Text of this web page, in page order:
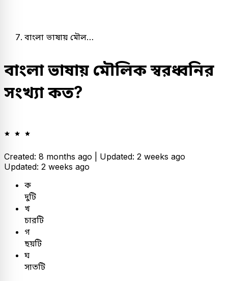
বাংলা ভাষায় মৌল…
বাংলা ভাষায় মৌলিক স্বরধ্বনির
সংখ্যা কত?
Created: 8 months ago | Updated: 2 weeks ago
Updated: 2 weeks ago
ক
দুটি
খ
চারটি
গ
ছয়টি
ঘ
সাতটি